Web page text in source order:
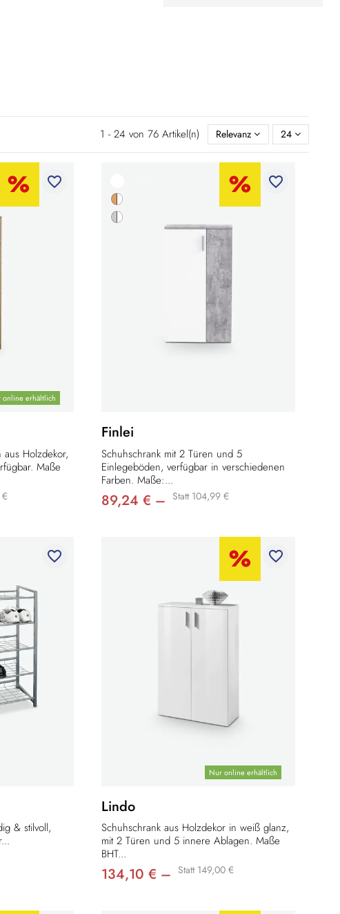
1 - 24 von 76 Artikel(n) Relevanz 24
online erhältlich
favorite_border
aus Holzdekor,
Maße
€
favorite_border
Finlei
Schuhschrank mit 2 Türen und 5
Einlegeböden, verfügbar in verschiedenen
Farben. Maße:...
89,24 € – Statt 104,99 €
favorite_border
& stilvoll,
Nur online erhältlich
favorite_border
Lindo
Schuhschrank aus Holzdekor in weiß glanz,
mit 2 Türen und 5 innere Ablagen. Maße
BHT...
134,10 € – Statt 149,00 €